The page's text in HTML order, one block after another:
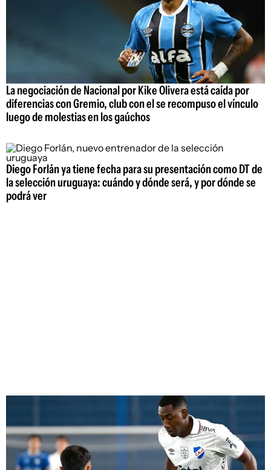
La negociación de Nacional por Kike Olivera está caída por
diferencias con Gremio, club con el se recompuso el vínculo
luego de molestias en los gaúchos
Diego Forlán ya tiene fecha para su presentación como DT de
la selección uruguaya: cuándo y dónde será, y por dónde se
podrá ver